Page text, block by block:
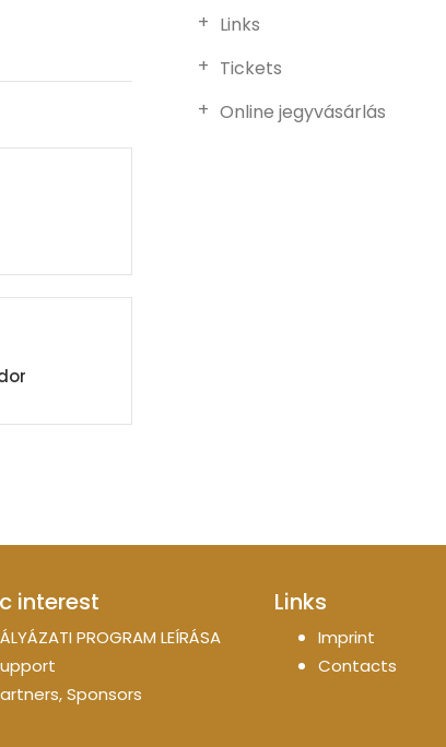
Links
Tickets
Online jegyvásárlás
interest
PROGRAM LEÍRÁSA
Sponsors
Links
Imprint
Contacts